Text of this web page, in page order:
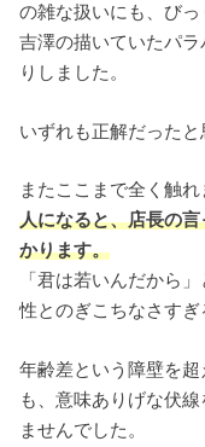
の雑な扱いにも、びっ
吉澤の描いていたパ
りしました。
いずれも正解だったと
またここまで全く触
人になると、店長の
かります。
「君は若いんだから
性とのぎこちなさすぎ
年齢差という障壁を
も、意味ありげな伏
ませんでした。